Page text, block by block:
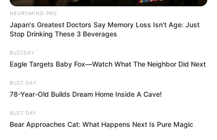
NEUROMIND PRO
Japan's Greatest Doctors Say Memory Loss Isn't Age: Just
Stop Drinking These 3 Beverages
BUZZDAY
Eagle Targets Baby Fox—Watch What The Neighbor Did Next
BUZZ DAY
78-Year-Old Builds Dream Home Inside A Cave!
BUZZ DAY
Bear Approaches Cat: What Happens Next Is Pure Magic